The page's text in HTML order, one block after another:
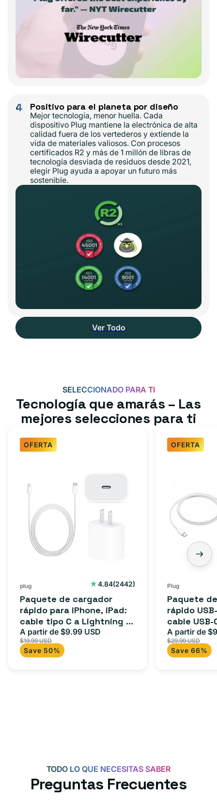
4 Positivo para el planeta por diseño
Mejor tecnología, menor huella. Cada
dispositivo Plug mantiene la electrónica de alta
calidad fuera de los vertederos y extiende la
vida de materiales valiosos. Con procesos
certificados R2 y más de 1 millón de libras de
tecnología desviada de residuos desde 2021,
elegir Plug ayuda a apoyar un futuro más
sostenible.
Ver Todo
SELECCIONADO PARA TI
Tecnología que amarás – Las
mejores selecciones para ti
OFERTA
para
iPhone,
iPad:
a
Lightning
(1
m)
+
adaptador
plug 4.84(2442)
2442
Paquete de cargador
rápido para iPhone, iPad:
cable tipo C a Lightning (1
m) + adaptador tipo C
Precio
de
oferta
A partir de $9.99 USD
$19.99 USD
Save 50%
OFERTA
rápido
USB-
USB-
C
a
USB-
C
Android,
iPhone
15,
Plug
Paquete
rápido
cable USB-
adaptador
para
iPad y más.
Precio
de
oferta
A partir de
$29.99 USD
Save 66%
TODO LO QUE NECESITAS SABER
Preguntas Frecuentes